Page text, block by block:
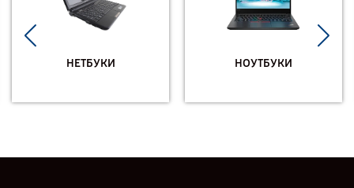
НЕТБУКИ НОУТБУКИ